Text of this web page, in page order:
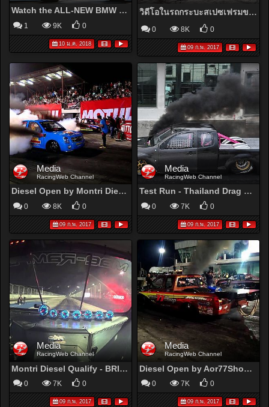
Watch the ALL-NEW BMW M5 refuel mid-drift to take TWO GUINNESS WORLD RECORDS™ titles
1 9K 0
10 ม.ค. 2018
วิดีโอในรถกระบะสเปซเฟรมของ มนตรี ดีเซล (Pickup Space Frame Drag Diesel by Montri Diesel)
0 8K 0
09 ก.พ. 2017
Media
RacingWeb Channel
Diesel Open by Montri Diesel - Option REV UP 2013
0 8K 0
09 ก.พ. 2017
Media
RacingWeb Channel
Test Run - Thailand Drag Diesel to USA - Camera GPS in Drag car (16/8/2013)
0 7K 0
09 ก.พ. 2017
Media
RacingWeb Channel
Montri Diesel Qualify - BRIC Top Ten Dragster (2/10/2014)
0 7K 0
09 ก.พ. 2017
Media
RacingWeb Channel
Diesel Open by Aor77Shop - Option REV UP 2013
0 7K 0
09 ก.พ. 2017